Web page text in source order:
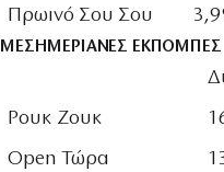
Πρωινό Σου Σου
ΜΕΣΗΜΕΡΙΑΝΕΣ ΕΚΠΟΜΠΕΣ
Ρουκ Ζουκ
Open Τώρα